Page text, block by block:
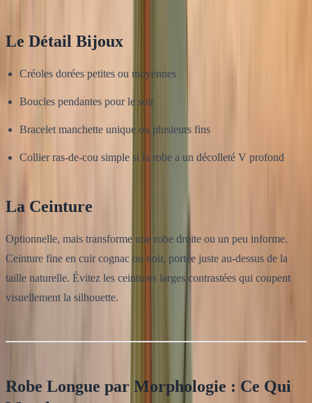
Le Détail Bijoux
Créoles dorées petites ou moyennes
Boucles pendantes pour le soir
Bracelet manchette unique ou plusieurs fins
Collier ras-de-cou simple si la robe a un décolleté V profond
La Ceinture
Optionnelle, mais transforme une robe droite ou un peu informe.
Ceinture fine en cuir cognac ou noir, portée juste au-dessus de la
taille naturelle. Évitez les ceintures larges contrastées qui coupent
visuellement la silhouette.
Robe Longue par Morphologie : Ce Qui